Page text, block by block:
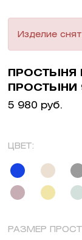
Изделие
ПРОСТЫНЯ
ПРОСТЫНИ
5 980 руб.
ЦВЕТ:
РАЗМЕР